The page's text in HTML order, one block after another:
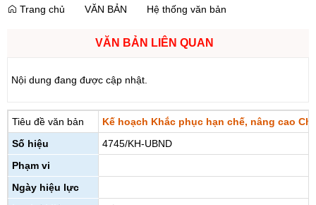
Trang chủ
VĂN BẢN Hệ thống văn bản
VĂN BẢN LIÊN QUAN
Nội dung đang được cập nhật.
Tiêu đề văn bản
Kế hoạch Khắc phục hạn chế, nâng cao
Số hiệu
4745/KH-UBND
Phạm vi
Ngày hiệu lực